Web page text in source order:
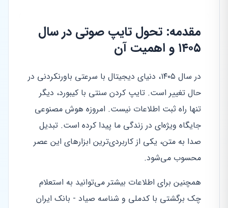
مقدمه: تحول تایپ صوتی در سال
۱۴۰۵ و اهمیت آن
در سال ۱۴۰۵، دنیای دیجیتال با سرعتی باورنکردنی در
حال تغییر است. تایپ کردن سنتی با کیبورد، دیگر
تنها راه ثبت اطلاعات نیست. امروزه هوش مصنوعی
جایگاه ویژه‌ای در زندگی ما پیدا کرده است. تبدیل
صدا به متن، یکی از کاربردی‌ترین ابزارهای این عصر
محسوب می‌شود.
همچنین برای اطلاعات بیشتر می‌توانید به استعلام
چک برگشتی با کدملی و شناسه صیاد - بانک ایران